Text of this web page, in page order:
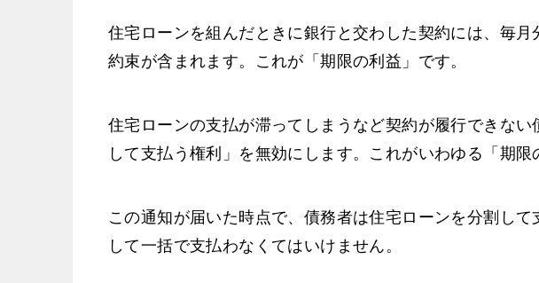
住宅ローンを組んだときに銀行と交わした契約には、毎月
約束が含まれます。これが「期限の利益」です。
住宅ローンの支払が滞ってしまうなど契約が履行できな
して支払う権利」を無効にします。これがいわゆる「期限
この通知が届いた時点で、債務者は住宅ローンを分割し
して一括で支払わなくてはいけません。